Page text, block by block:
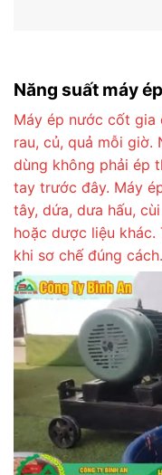
Năng suất máy
Máy ép nước cốt gia
rau, củ, quả mỗi giờ.
dùng không phải ép
tay trước đây. Máy
tây, dứa, dưa hấu,
hoặc dược liệu
khi sơ chế đúng cách.